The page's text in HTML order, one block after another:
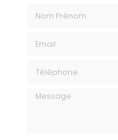
Message